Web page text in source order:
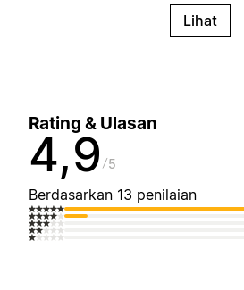
Lihat
Rating & Ulasan
4,9 5
Berdasarkan 13 penilaian